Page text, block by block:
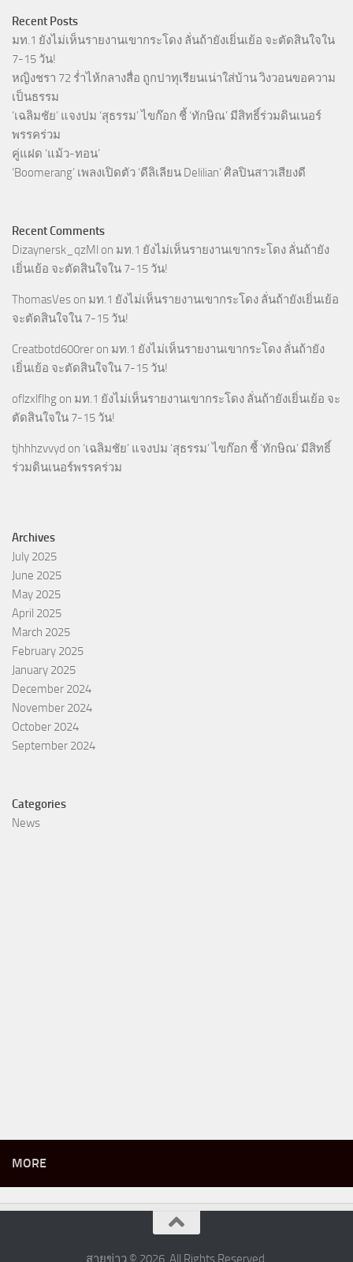
Recent Posts
มท.1 ยังไม่เห็นรายงานเขากระโดง ลั่นถ้ายังเยิ่นเย้อ จะตัดสินใจใน
7-15 วัน!
หญิงชรา 72 ร่ำไห้กลางสื่อ ถูกปาทุเรียนเน่าใส่บ้าน วิงวอนขอความ
เป็นธรรม
‘เฉลิมชัย’ แจงปม ‘สุธรรม’ ไขก๊อก ชี้ ‘ทักษิณ’ มีสิทธิ์ร่วมดินเนอร์
พรรคร่วม
คู่แฝด ‘แม้ว-ทอน’
‘Boomerang’ เพลงเปิดตัว ‘ดีลิเลียน Delilian’ ศิลปินสาวเสียงดี
Recent Comments
Dizaynersk_qzMl on มท.1 ยังไม่เห็นรายงานเขากระโดง ลั่นถ้ายัง
เยิ่นเย้อ จะตัดสินใจใน 7-15 วัน!
ThomasVes on มท.1 ยังไม่เห็นรายงานเขากระโดง ลั่นถ้ายังเยิ่นเย้อ
จะตัดสินใจใน 7-15 วัน!
Creatbotd600rer on มท.1 ยังไม่เห็นรายงานเขากระโดง ลั่นถ้ายัง
เยิ่นเย้อ จะตัดสินใจใน 7-15 วัน!
oflzxlflhg on มท.1 ยังไม่เห็นรายงานเขากระโดง ลั่นถ้ายังเยิ่นเย้อ จะ
ตัดสินใจใน 7-15 วัน!
tjhhhzvvyd on ‘เฉลิมชัย’ แจงปม ‘สุธรรม’ ไขก๊อก ชี้ ‘ทักษิณ’ มีสิทธิ์
ร่วมดินเนอร์พรรคร่วม
Archives
July 2025
June 2025
May 2025
April 2025
March 2025
February 2025
January 2025
December 2024
November 2024
October 2024
September 2024
Categories
News
MORE
สายข่าว © 2026. All Rights Reserved.